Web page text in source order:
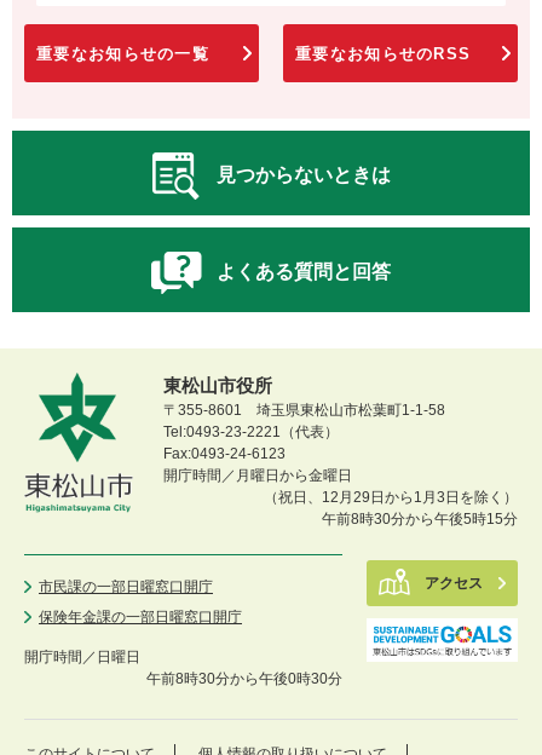
重要なお知らせの一覧 重要なお知らせのRSS
見つからないときは
よくある質問と回答
東松山市役所
〒355-8601 埼玉県東松山市松葉町1-1-58
Tel:0493-23-2221（代表）
Fax:0493-24-6123
開庁時間／月曜日から金曜日
（祝日、12月29日から1月3日を除く）
午前8時30分から午後5時15分
市民課の一部日曜窓口開庁
保険年金課の一部日曜窓口開庁
開庁時間／ 日曜日
午前8時30分から午後0時30分
アクセス